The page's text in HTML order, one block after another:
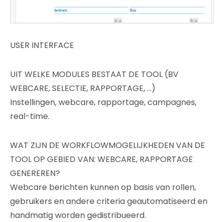
USER INTERFACE
UIT WELKE MODULES BESTAAT DE TOOL (BV
WEBCARE, SELECTIE, RAPPORTAGE, …)
Instellingen, webcare, rapportage, campagnes,
real-time.
WAT ZIJN DE WORKFLOWMOGELIJKHEDEN VAN DE
TOOL OP GEBIED VAN: WEBCARE, RAPPORTAGE
GENEREREN?
Webcare berichten kunnen op basis van rollen,
gebruikers en andere criteria geautomatiseerd en
handmatig worden gedistribueerd.